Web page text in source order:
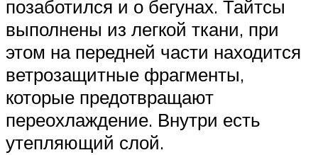
позаботился и о бегунах. Тайтсы
выполнены из легкой ткани, при
этом на передней части находится
ветрозащитные фрагменты,
которые предотвращают
переохлаждение. Внутри есть
утепляющий слой.